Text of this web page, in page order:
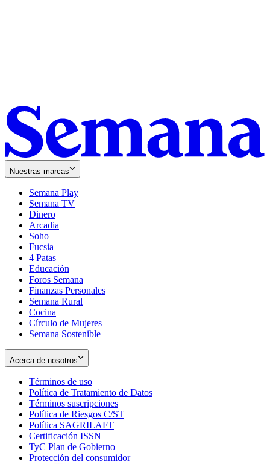
Nuestras marcas
Semana Play
Semana TV
Dinero
Arcadia
Soho
in
new
window
Fucsia
in
new
window
4 Patas
Educación
Foros Semana
Finanzas Personales
Semana Rural
Cocina
Círculo de Mujeres
Semana Sostenible
Acerca de nosotros
Términos de uso
in
new
window
Política de Tratamiento de Datos
Términos suscripciones
in
Política de Riesgos C/ST
Política SAGRILAFT
new
window
Certificación ISSN
in
new
TyC Plan de Gobierno
in
Protección del consumidorOpens